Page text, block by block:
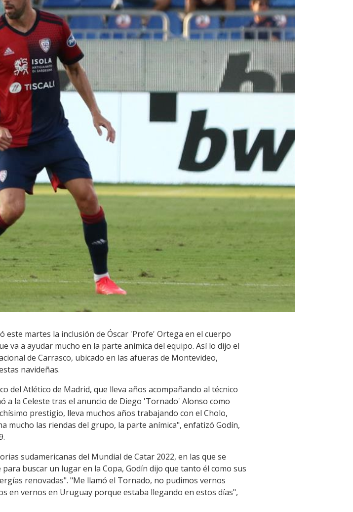
este martes la inclusión de Óscar 'Profe' Ortega en el cuerpo
va a ayudar mucho en la parte anímica del equipo. Así lo dijo el
de Carrasco, ubicado en las afueras de Montevideo,
navideñas.
del Atlético de Madrid, que lleva años acompañando al técnico
a la Celeste tras el anuncio de Diego 'Tornado' Alonso como
prestigio, lleva muchos años trabajando con el Cholo,
mucho las riendas del grupo, la parte anímica", enfatizó Godín,
sudamericanas del Mundial de Catar 2022, en las que se
buscar un lugar en la Copa, Godín dijo que tanto él como sus
renovadas". "Me llamó el Tornado, no pudimos vernos
en vernos en Uruguay porque estaba llegando en estos días",